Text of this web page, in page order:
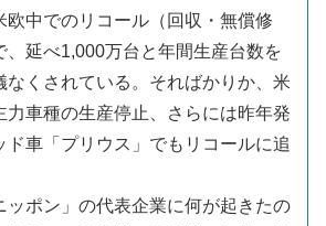
欧中でのリコール（回収・無償修
、延べ1,000万台と年間生産台数を
なくされている。そればかりか、米
力車種の生産停止、さらには昨年発
ド車「プリウス」でもリコールに追
ッポン」の代表企業に何が起きたの